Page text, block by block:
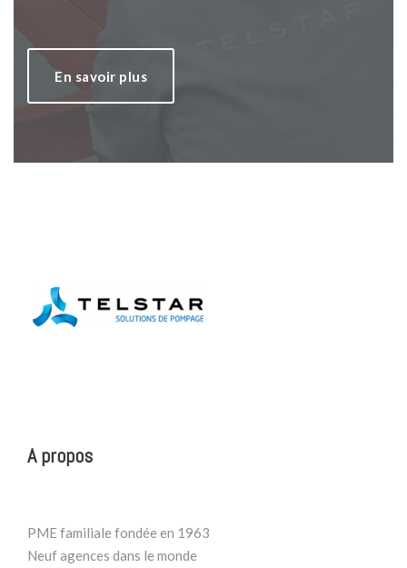
En savoir plus
A propos
PME familiale fondée en 1963
Neuf agences dans le monde